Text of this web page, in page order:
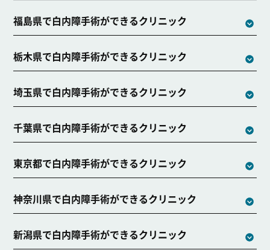
福島県で白内障手術ができるクリニック
栃木県で白内障手術ができるクリニック
埼玉県で白内障手術ができるクリニック
千葉県で白内障手術ができるクリニック
東京都で白内障手術ができるクリニック
神奈川県で白内障手術ができるクリニック
新潟県で白内障手術ができるクリニック